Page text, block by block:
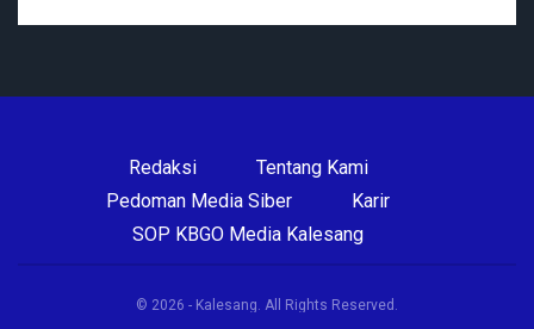
Redaksi
Tentang Kami
Pedoman Media Siber
Karir
SOP KBGO Media Kalesang
© 2026 - Kalesang. All Rights Reserved.